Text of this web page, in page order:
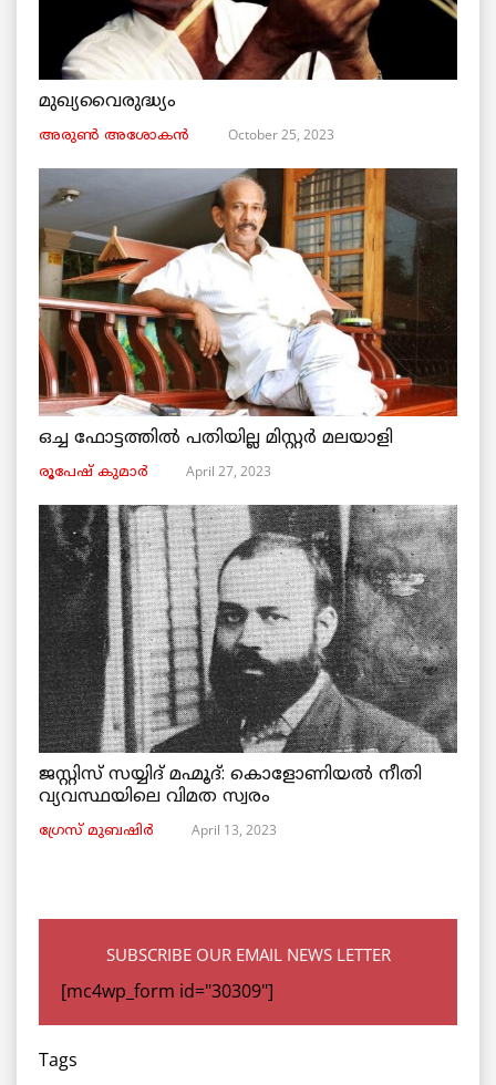
മുഖ്യവൈരുദ്ധ്യം
അരുണ്‍ അശോകൻ October 25, 2023
ഒച്ച ഫോട്ടത്തിൽ പതിയില്ല മിസ്റ്റർ മലയാളി
രൂപേഷ്‌ കുമാര്‍ April 27, 2023
ജസ്റ്റിസ് സയ്യിദ് മഹ്മൂദ്: കൊളോണിയൽ നീതി
വ്യവസ്ഥയിലെ വിമത സ്വരം
ഗ്രേസ് മുബഷിർ April 13, 2023
SUBSCRIBE OUR EMAIL NEWS LETTER
[mc4wp_form id="30309"]
Tags